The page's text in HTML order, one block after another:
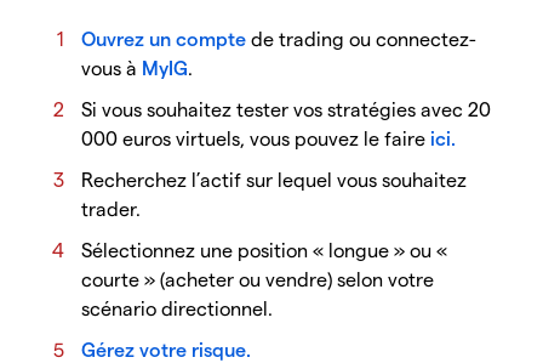
Ouvrez un compte de trading ou connectez-
vous à MyIG.
Si vous souhaitez tester vos stratégies avec 20
000 euros virtuels, vous pouvez le faire ici.
Recherchez l’actif sur lequel vous souhaitez
trader.
Sélectionnez une position « longue » ou «
courte » (acheter ou vendre) selon votre
scénario directionnel.
Gérez votre risque.